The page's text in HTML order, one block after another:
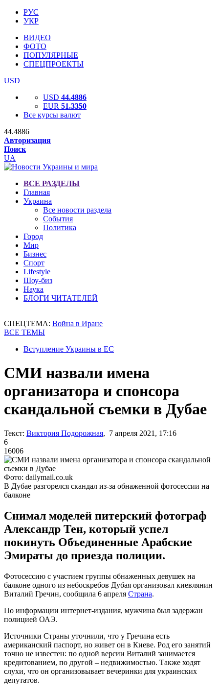
РУС
УКР
ВИДЕО
ФОТО
ПОПУЛЯРНЫЕ
СПЕЦПРОЕКТЫ
USD
USD 44.4886
EUR 51.3350
Все курсы валют
44.4886
Авторизация
Поиск
UA
ВСЕ РАЗДЕЛЫ
Главная
Украина
Все новости раздела
События
Политика
Город
Мир
Бизнес
Спорт
Lifestyle
Шоу-биз
Наука
БЛОГИ ЧИТАТЕЛЕЙ
СПЕЦТЕМА: Война в Иране
ВСЕ ТЕМЫ
Вступление Украины в ЕС
СМИ назвали имена
организатора и спонсора
скандальной съемки в Дубае
Текст: Виктория Подорожная, 7 апреля 2021, 17:16
6
16006
Фото: dailymail.co.uk
В Дубае разгорелся скандал из-за обнаженной фотосессии на
балконе
Снимал моделей питерский фотограф
Александр Тен, который успел
покинуть Объединенные Арабские
Эмираты до приезда полиции.
Фотосессию с участием группы обнаженных девушек на
балконе одного из небоскребов Дубая организовал киевлянин
Виталий Гречин, сообщила 6 апреля Страна.
По информации интернет-издания, мужчина был задержан
полицией ОАЭ.
Источники Страны уточнили, что у Гречина есть
американский паспорт, но живет он в Киеве. Род его занятий
точно не известен: по одной версии Виталий занимается
кредитованием, по другой – недвижимостью. Также ходят
слухи, что он организовывает вечеринки для украинских
депутатов.